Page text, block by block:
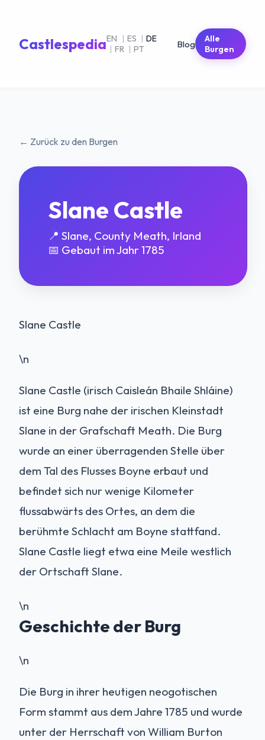
CastlespediaEN | ES | DE
| FR | PT Blog
Alle
Burgen
← Zurück zu den Burgen
Slane Castle
📍 Slane, County Meath, Irland
📅 Gebaut im Jahr 1785
Slane Castle
\n
Slane Castle (irisch Caisleán Bhaile Shláine)
ist eine Burg nahe der irischen Kleinstadt
Slane in der Grafschaft Meath. Die Burg
wurde an einer überragenden Stelle über
dem Tal des Flusses Boyne erbaut und
befindet sich nur wenige Kilometer
flussabwärts des Ortes, an dem die
berühmte Schlacht am Boyne stattfand.
Slane Castle liegt etwa eine Meile westlich
der Ortschaft Slane.
\n
Geschichte der Burg
\n
Die Burg in ihrer heutigen neogotischen
Form stammt aus dem Jahre 1785 und wurde
unter der Herrschaft von William Burton